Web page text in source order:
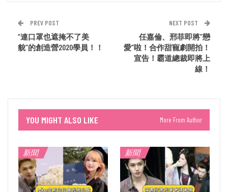
PREV POST
“連口罩也遮掩不了美
貌“的創造營2020學員！！
NEXT POST
任嘉倫、邢菲即將”戀
愛“啦！合作甜寵劇開拍！
宣告！霸道總裁即將上
線！
YOU MIGHT ALSO LIKE More From Author
新聞 新聞